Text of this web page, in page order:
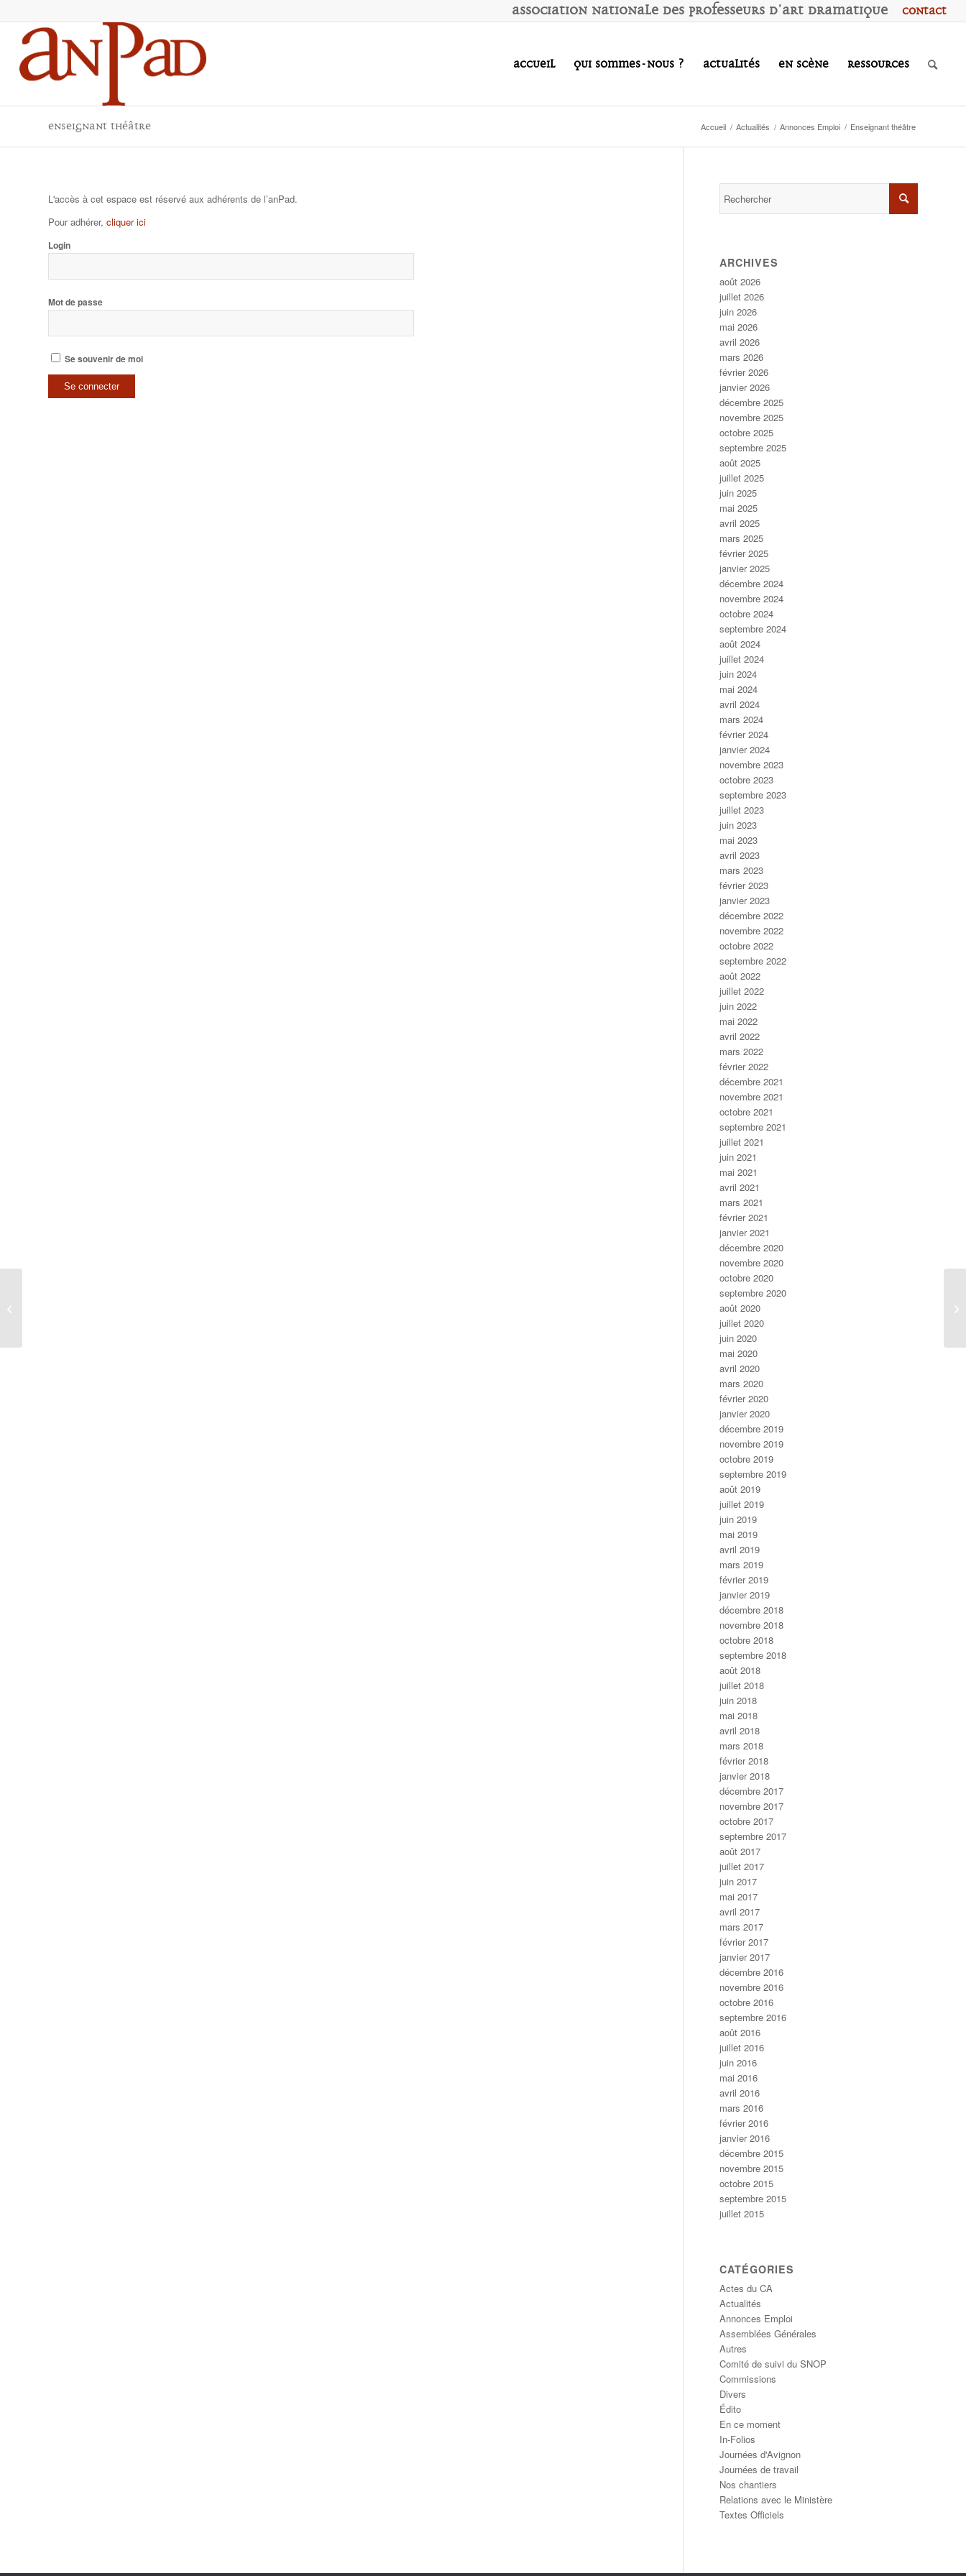
Contact
Association Nationale des Professeurs d'Art Dramatique
Accueil Qui sommes-nous ? Actualités En scène Ressources
Enseignant théâtre Accueil / Actualités / Annonces Emploi / Enseignant théâtre
L'accès à cet espace est réservé aux adhérents de l’anPad.
Pour adhérer, cliquer ici
Login
Mot de passe
Se souvenir de moi
ARCHIVES
août 2026
juillet 2026
juin 2026
mai 2026
avril 2026
mars 2026
février 2026
janvier 2026
décembre 2025
novembre 2025
octobre 2025
septembre 2025
août 2025
juillet 2025
juin 2025
mai 2025
avril 2025
mars 2025
février 2025
janvier 2025
décembre 2024
novembre 2024
octobre 2024
septembre 2024
août 2024
juillet 2024
juin 2024
mai 2024
avril 2024
mars 2024
février 2024
janvier 2024
novembre 2023
octobre 2023
septembre 2023
juillet 2023
juin 2023
mai 2023
avril 2023
mars 2023
février 2023
janvier 2023
décembre 2022
novembre 2022
octobre 2022
septembre 2022
août 2022
juillet 2022
juin 2022
mai 2022
avril 2022
mars 2022
février 2022
décembre 2021
novembre 2021
octobre 2021
septembre 2021
juillet 2021
juin 2021
mai 2021
avril 2021
mars 2021
février 2021
janvier 2021
décembre 2020
novembre 2020
octobre 2020
septembre 2020
août 2020
juillet 2020
juin 2020
mai 2020
avril 2020
mars 2020
février 2020
janvier 2020
décembre 2019
novembre 2019
octobre 2019
septembre 2019
août 2019
juillet 2019
juin 2019
mai 2019
avril 2019
mars 2019
février 2019
janvier 2019
décembre 2018
novembre 2018
octobre 2018
septembre 2018
août 2018
juillet 2018
juin 2018
mai 2018
avril 2018
mars 2018
février 2018
janvier 2018
décembre 2017
novembre 2017
octobre 2017
septembre 2017
août 2017
juillet 2017
juin 2017
mai 2017
avril 2017
mars 2017
février 2017
janvier 2017
décembre 2016
novembre 2016
octobre 2016
septembre 2016
août 2016
juillet 2016
juin 2016
mai 2016
avril 2016
mars 2016
février 2016
janvier 2016
décembre 2015
novembre 2015
octobre 2015
septembre 2015
juillet 2015
CATÉGORIES
Actes du CA
Actualités
Annonces Emploi
Assemblées Générales
Autres
Comité de suivi du SNOP
Commissions
Divers
Édito
En ce moment
In-Folios
Journées d'Avignon
Journées de travail
Nos chantiers
Relations avec le Ministère
Textes Officiels